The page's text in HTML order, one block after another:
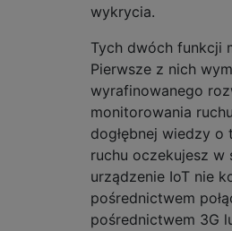
wykrycia.
Tych dwóch funkcji
Pierwsze z nich
wyrafinowanego
monitorowania
dogłębnej wiedzy
ruchu oczekujesz w
urządzenie IoT nie
pośrednictwem
pośrednictwem 3G